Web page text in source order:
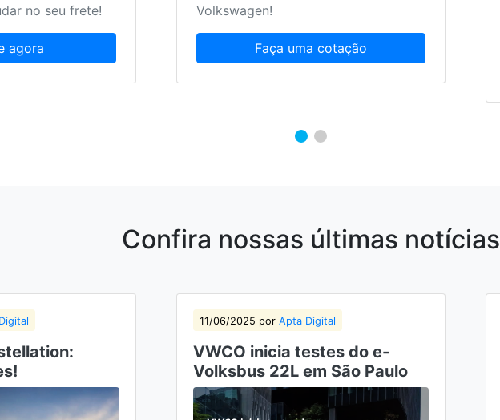
no seu frete!
agora
Volkswagen!
Faça uma cotação
Confira nossas últimas notícias
11/06/2025 por Apta Digital
VWCO inicia testes do e-
Volksbus 22L em São Paulo